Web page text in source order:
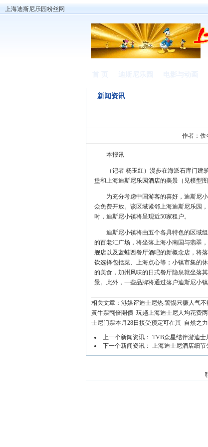
上海迪斯尼乐园粉丝网
新闻资讯
作者：佚
本报讯
（记者 杨玉红）漫步在海派石库门建筑
堡和上海迪斯尼乐园酒店的美景（见模型
为充分考虑中国游客的喜好，迪斯尼小
众免费开放。该区域紧邻上海迪斯尼乐园
时，迪斯尼小镇将呈现近50家租户。
迪斯尼小镇将由五个各具特色的区域组
的百老汇广场，将坐落上海小南国与翡翠
舰店以及蓝蛙西餐厅酒吧的新概念店，将
饮选择包括菜、上海点心等；小镇市集的
的美食，加州风味的日式餐厅隐泉就坐落
景。此外，一些品牌将通过落户迪斯尼小
相关文章： 港媒评迪士尼热:警惕只赚人气不
黃牛票翻倍開價 玩趟上海迪士尼人均花费
士尼门票本月28日接受预定可在其 自然之
上一个新闻资讯： TVB众星结伴游迪士
下一个新闻资讯： 上海迪士尼酒店细